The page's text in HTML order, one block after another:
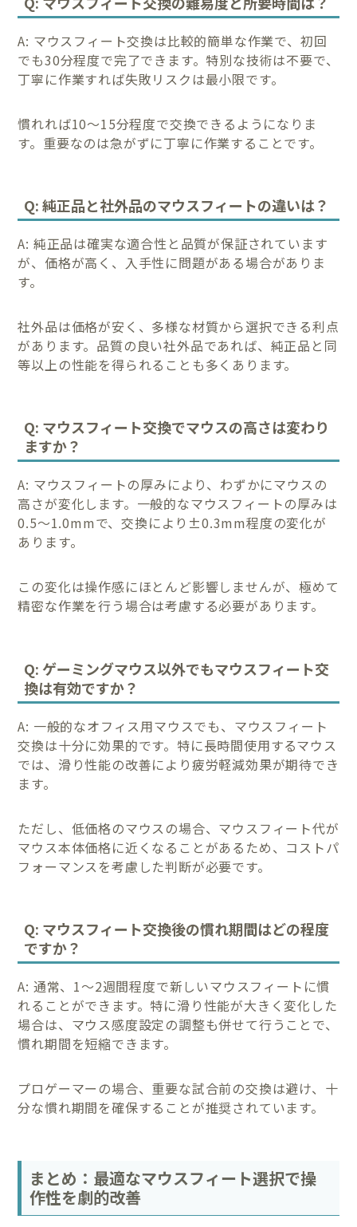
A: マウスフィート交換は比較的簡単な作業で、初回
でも30分程度で完了できます。特別な技術は不要で、
丁寧に作業すれば失敗リスクは最小限です。
慣れれば10〜15分程度で交換できるようになりま
す。重要なのは急がずに丁寧に作業することです。
Q: 純正品と社外品のマウスフィートの違いは？
A: 純正品は確実な適合性と品質が保証されています
が、価格が高く、入手性に問題がある場合がありま
す。
社外品は価格が安く、多様な材質から選択できる利点
があります。品質の良い社外品であれば、純正品と同
等以上の性能を得られることも多くあります。
Q: マウスフィート交換でマウスの高さは変わり
ますか？
A: マウスフィートの厚みにより、わずかにマウスの
高さが変化します。一般的なマウスフィートの厚みは
0.5〜1.0mmで、交換により±0.3mm程度の変化が
あります。
この変化は操作感にほとんど影響しませんが、極めて
精密な作業を行う場合は考慮する必要があります。
Q: ゲーミングマウス以外でもマウスフィート交
換は有効ですか？
A: 一般的なオフィス用マウスでも、マウスフィート
交換は十分に効果的です。特に長時間使用するマウス
では、滑り性能の改善により疲労軽減効果が期待でき
ます。
ただし、低価格のマウスの場合、マウスフィート代が
マウス本体価格に近くなることがあるため、コストパ
フォーマンスを考慮した判断が必要です。
Q: マウスフィート交換後の慣れ期間はどの程度
ですか？
A: 通常、1〜2週間程度で新しいマウスフィートに慣
れることができます。特に滑り性能が大きく変化した
場合は、マウス感度設定の調整も併せて行うことで、
慣れ期間を短縮できます。
プロゲーマーの場合、重要な試合前の交換は避け、十
分な慣れ期間を確保することが推奨されています。
まとめ：最適なマウスフィート選択で操
作性を劇的改善